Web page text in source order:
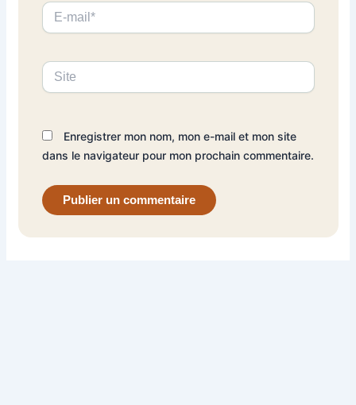
E-
mail*
Site
Enregistrer mon nom, mon e-mail et mon site
dans le navigateur pour mon prochain commentaire.